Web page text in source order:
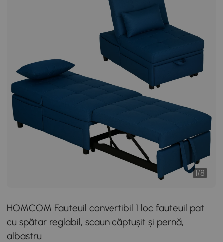
1/8
HOMCOM Fauteuil convertibil 1 loc fauteuil pat
cu spătar reglabil, scaun căptușit și pernă,
albastru